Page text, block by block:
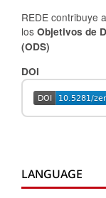
REDE contribuye
los Objetivos de
(ODS)
DOI
LANGUAGE